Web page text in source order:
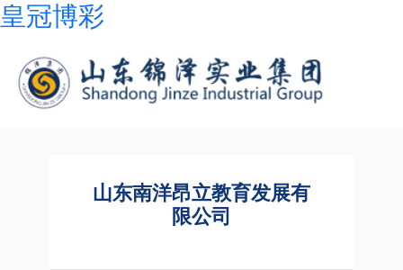
皇冠博彩
山东南洋昂立教育发展有
限公司